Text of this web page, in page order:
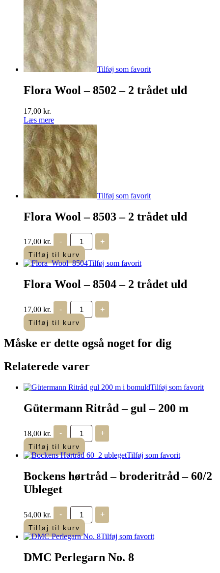
Tilføj som favorit
Flora Wool – 8502 – 2 trådet uld
17,00 kr.
Læs mere
Tilføj som favorit
Flora Wool – 8503 – 2 trådet uld
17,00 kr. -
Flora
Wool
-
8503
-
trådet
antal
+
Tilføj til kurv
Tilføj som favorit
Flora Wool – 8504 – 2 trådet uld
17,00 kr. -
Flora
Wool
-
8504
2
antal
+
Tilføj til kurv
Måske er dette også noget for dig
Relaterede varer
Tilføj som favorit
Gütermann Ritråd – gul – 200 m
18,00 kr. -
Gütermann
Ritråd
-
gul
-
m
antal
+
Tilføj til kurv
Tilføj som favorit
Bockens hørtråd – broderitråd – 60/2
Ubleget
54,00 kr. -
Bockens
hørtråd
-
broderitråd
-
Ubleget
antal
+
Tilføj til kurv
Tilføj som favorit
DMC Perlegarn No. 8